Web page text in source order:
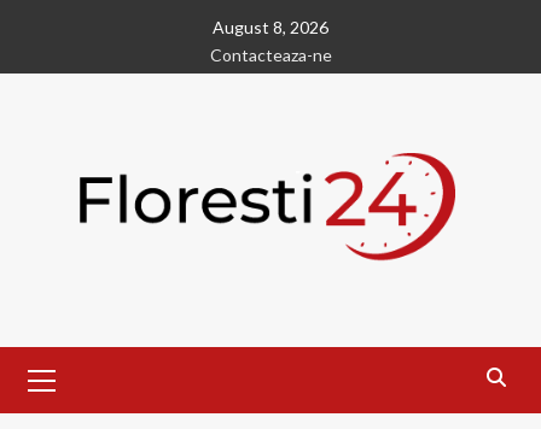
content
August 8, 2026
Contacteaza-ne
Menu